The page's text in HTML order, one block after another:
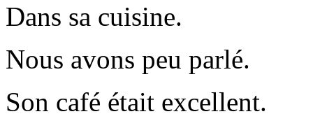
Dans sa cuisine.
Nous avons peu parlé.
Son café était excellent.